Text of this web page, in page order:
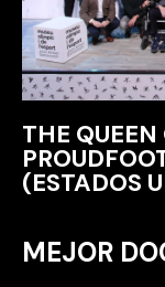
THE
(ESTADOS
MEJOR